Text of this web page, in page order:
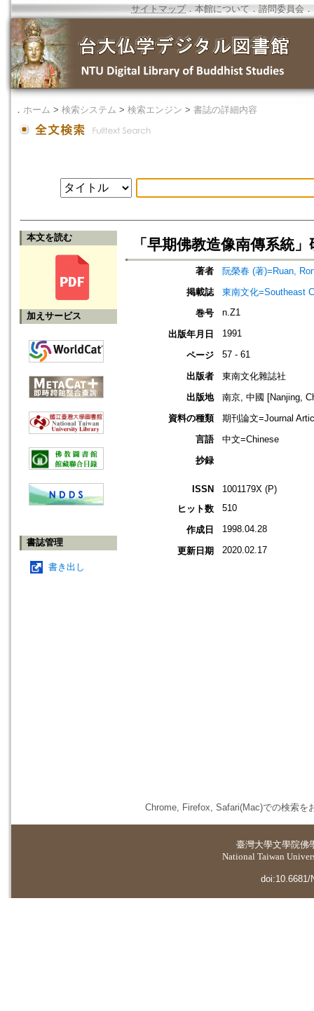
サイトマップ．本館について ． 諮問委員会 ．
． ホーム > 検索システム > 検索エンジン > 書誌の詳細内容
本文を読む
加えサービス
書誌管理
書き出し
「早期佛教造像南傳系統
著者
阮榮春 (著)=Ruan,
掲載誌
東南文化=Southeast
巻号
n.Z1
出版年月日 1991
ページ 57 - 61
出版者
東南文化雜誌社
出版地
南京, 中國 [Nanjing,
資料の種類
期刊論文=Journal
言語
中文=Chinese
抄録
ISSN
1001179X (P)
ヒット数
510
作成日 1998.04.28
更新日期 2020.02.17
Chrome, Firefox, Safari(Mac)での検索を
臺灣大學文學院佛
National Taiwan
doi:10.6681/